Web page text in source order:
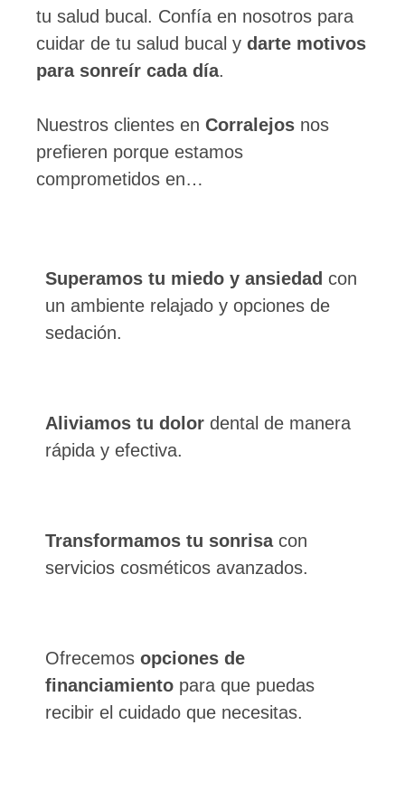
tu salud bucal. Confía en nosotros para
cuidar de tu salud bucal y darte motivos
para sonreír cada día.
Nuestros clientes en Corralejos nos
prefieren porque estamos
comprometidos en…
Superamos tu miedo y ansiedad con
un ambiente relajado y opciones de
sedación.
Aliviamos tu dolor dental de manera
rápida y efectiva.
Transformamos tu sonrisacon
servicios cosméticos avanzados.
Ofrecemos opciones de
financiamiento para que puedas
recibir el cuidado que necesitas.